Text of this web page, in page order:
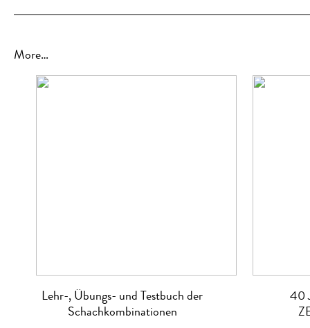
More…
Lehr-, Übungs- und Testbuch der
Schachkombinationen
40